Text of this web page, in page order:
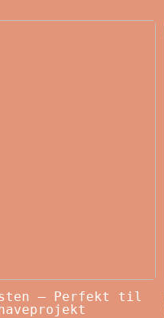
– Perfekt til